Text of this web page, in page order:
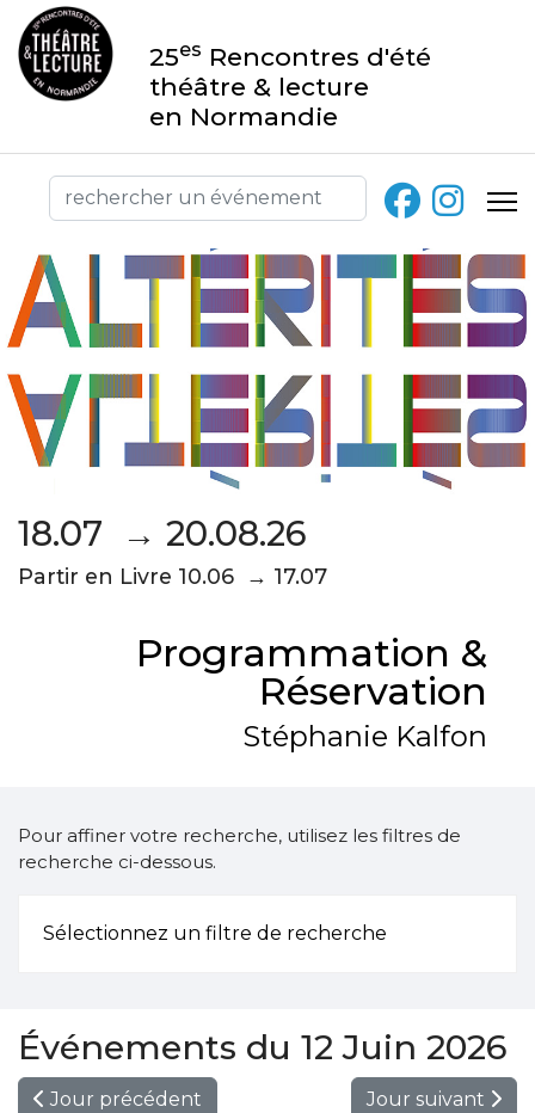
25es Rencontres d'été
théâtre & lecture
en Normandie
18.07 → 20.08.26
Partir en Livre 10.06 → 17.07
Programmation &
Réservation
Stéphanie Kalfon
Pour affiner votre recherche, utilisez les filtres de
recherche ci-dessous.
Sélectionnez un filtre de recherche
Événements du 12 Juin 2026
Jour précédent Jour suivant